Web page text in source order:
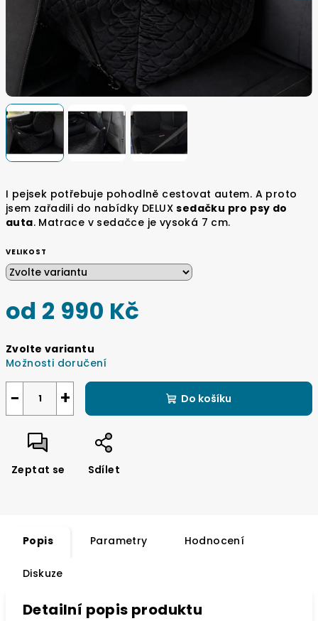
I pejsek potřebuje pohodlně cestovat autem. A proto
jsem zařadili do nabídky DELUXsedačku pro psy do
auta. Matrace v sedačce je vysoká 7 cm.
VELIKOST
od 2 990 Kč
cena:
Zvolte variantu
Možnosti doručení
+
− Do košíku
Zeptat se Sdílet
Popis Parametry Hodnocení
Diskuze
Detailní popis produktu